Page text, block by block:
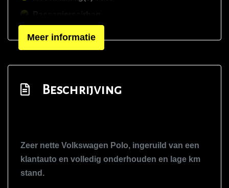
Passagiersairbag
Vervolgbotsing preventie
Zij airbag(s) voor
Achterruitwisser
Buitenspiegels in carrosseriekleur
Centrale vergrendeling met
afstandsbediening
Meer informatie
Beschrijving
Zeer nette Volkswagen Polo, ingeruild van een
klantauto en volledig onderhouden en lage km
stand.